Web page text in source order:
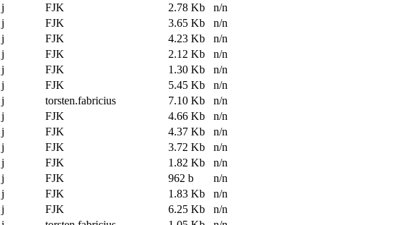
j FJK 2.78 Kb
n/n
j FJK 3.65 Kb
n/n
j FJK 4.23 Kb
n/n
j FJK 2.12 Kb
n/n
j FJK 1.30 Kb
n/n
j FJK 5.45 Kb
n/n
j torsten.fabricius 7.10 Kb
n/n
j FJK 4.66 Kb
n/n
j FJK 4.37 Kb
n/n
j FJK 3.72 Kb
n/n
j FJK 1.82 Kb
n/n
j FJK 962 b
n/n
j FJK 1.83 Kb
n/n
j FJK 6.25 Kb
n/n